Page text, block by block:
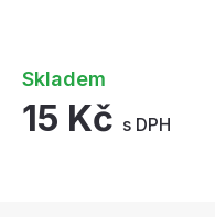
Skladem
15 Kč s DPH